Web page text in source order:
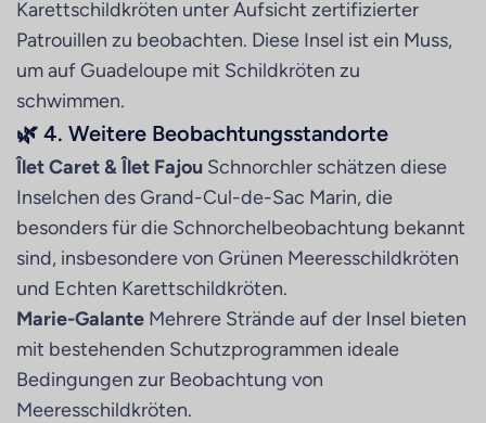
Karettschildkröten unter Aufsicht zertifizierter
Patrouillen zu beobachten. Diese Insel ist ein Muss,
um auf Guadeloupe mit Schildkröten zu
schwimmen.
🌿 4. Weitere Beobachtungsstandorte
Îlet Caret & Îlet Fajou Schnorchler schätzen diese
Inselchen des Grand-Cul-de-Sac Marin, die
besonders für die Schnorchelbeobachtung bekannt
sind, insbesondere von Grünen Meeresschildkröten
und Echten Karettschildkröten.
Marie-Galante Mehrere Strände auf der Insel bieten
mit bestehenden Schutzprogrammen ideale
Bedingungen zur Beobachtung von
Meeresschildkröten.